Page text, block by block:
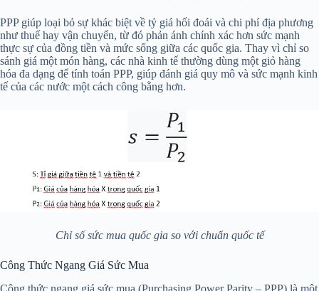
PPP giúp loại bỏ sự khác biệt về tỷ giá hối đoái và chi phí địa phương
như thuế hay vận chuyển, từ đó phản ánh chính xác hơn sức mạnh
thực sự của đồng tiền và mức sống giữa các quốc gia. Thay vì chỉ so
sánh giá một món hàng, các nhà kinh tế thường dùng một giỏ hàng
hóa đa dạng để tính toán PPP, giúp đánh giá quy mô và sức mạnh kinh
tế của các nước một cách công bằng hơn.
Chỉ số sức mua quốc gia so với chuẩn quốc tế
Công Thức Ngang Giá Sức Mua